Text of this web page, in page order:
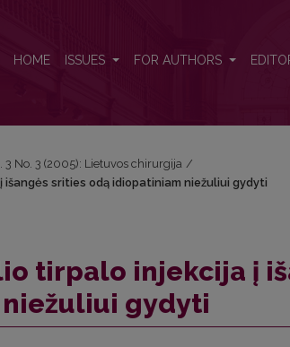
HOME ISSUES FOR AUTHORS
3 No. 3 (2005): Lietuvos chirurgija /
srities odą idiopatiniam niežuliui gydyti
tirpalo injekcija į
gydyti